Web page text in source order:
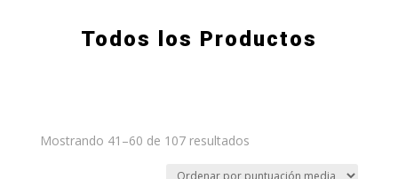
Todos los Productos
Mostrando 41–60 de 107 resultadosOrdenado